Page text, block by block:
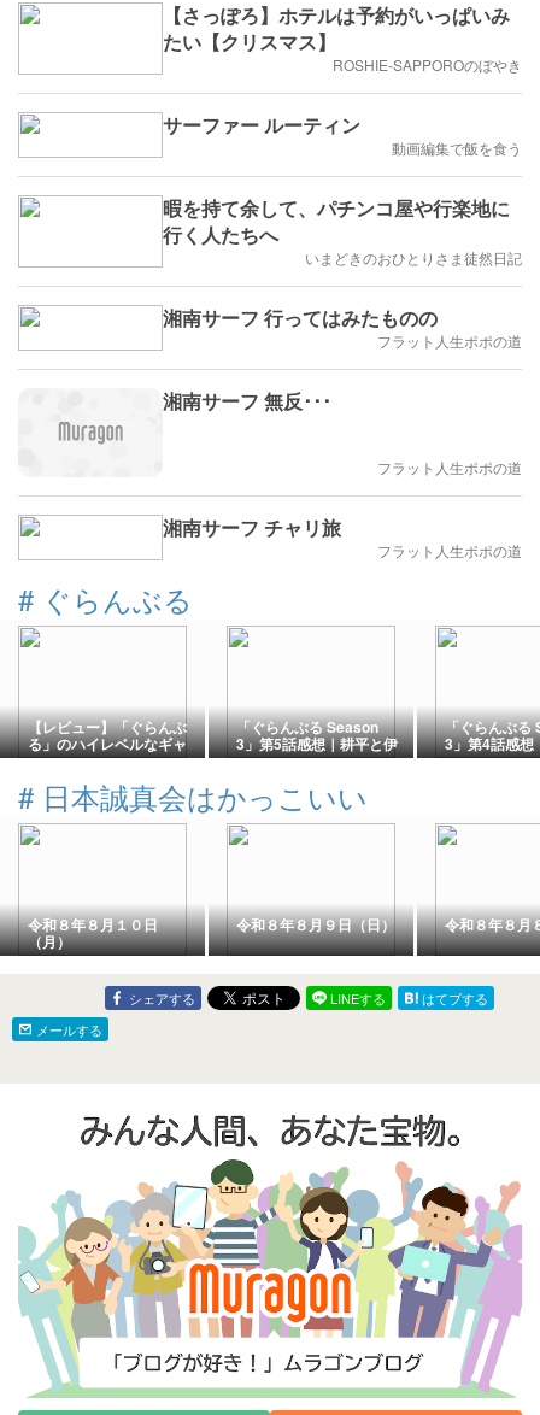
【さっぽろ】ホテルは予約がいっぱいみ
たい【クリスマス】
ROSHIE-SAPPOROのぼやき
サーファー ルーティン
動画編集で飯を食う
暇を持て余して、パチンコ屋や行楽地に
行く人たちへ
いまどきのおひとりさま徒然日記
湘南サーフ 行ってはみたものの
フラット人生ポポの道
湘南サーフ 無反･･･
フラット人生ポポの道
湘南サーフ チャリ旅
フラット人生ポポの道
# ぐらんぶる
【レビュー】「ぐらんぶ
る」のハイレベルなギャ
グは必見
「ぐらんぶる Season
3」第5話感想｜耕平と伊
織の掛け合いが面白すぎ
動き出す？
「ぐらんぶる
3」第4話感想
久々に登場！
# 日本誠真会はかっこいい
令和８年８月１０日
（月）
令和８年８月９日（日） 令和８年８月
シェアする LINEする
はてブする
メールする